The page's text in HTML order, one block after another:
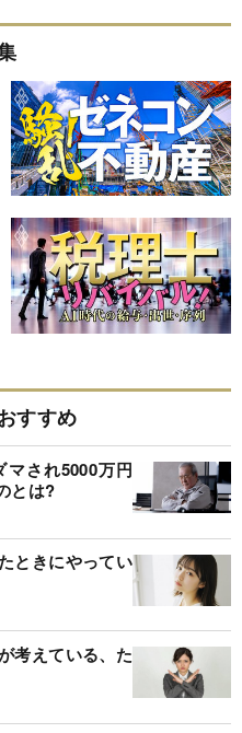
すすめ
マされ5000万円
とは?
ときにやってい
考えている、た